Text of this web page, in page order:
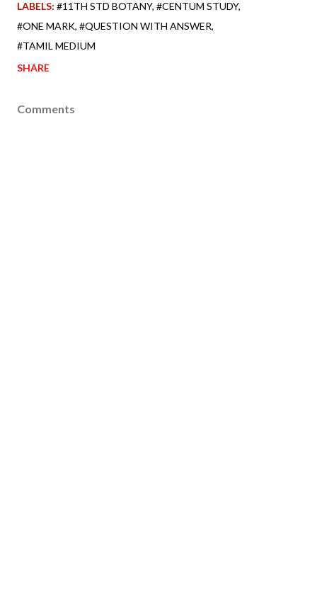
LABELS: #11TH STD BOTANY #CENTUM STUDY
#ONE MARK #QUESTION WITH ANSWER
#TAMIL MEDIUM
SHARE
Comments